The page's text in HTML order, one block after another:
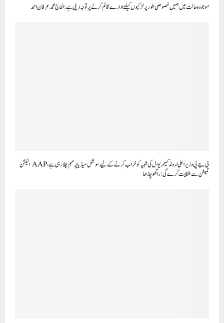
موجودہ حالت میں ہمیں خصوصی طور پر لڑکیوں کیلئے ادارے قائم کرنے پر توجہ دینی ہے: الحاج محمد عرفان احمد
بی جے پی وزیر اعلی اروند کیجریوال کی شبیہ کو خراب کرنے کے لیے سوشل میڈیا پر مہم چلا رہی ہے، AAP الیکشن
کمیشن سے شکایت کرے گی: راگھو چڈھا